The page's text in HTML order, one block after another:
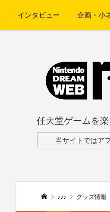
インタビュー 企画・小
任天堂ゲームを
当サイトではア
♪♪♪ グッズ情報